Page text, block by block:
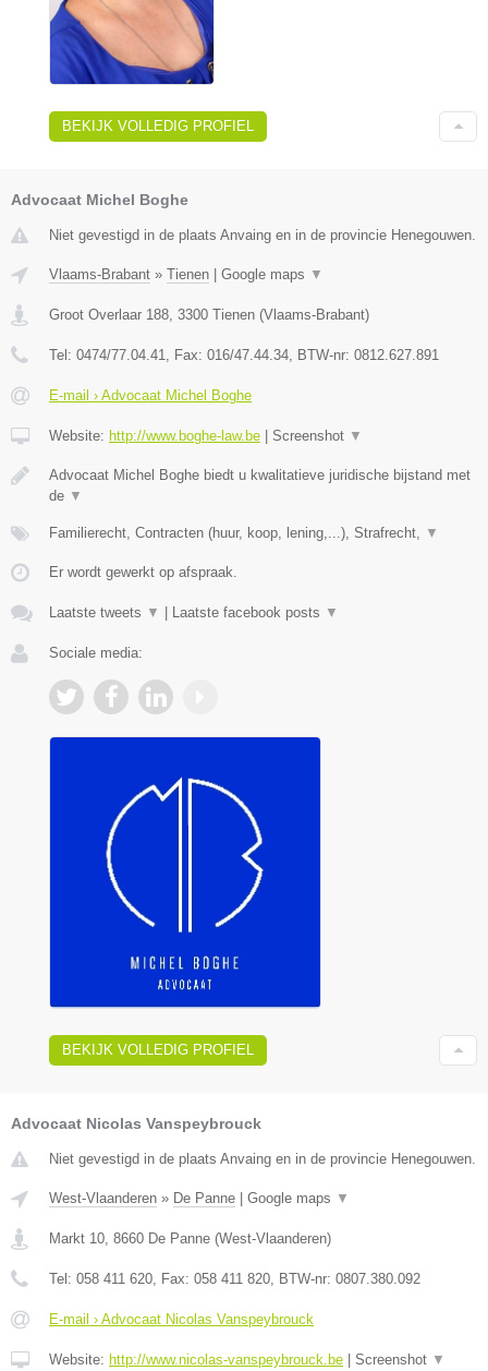
BEKIJK VOLLEDIG PROFIEL
Advocaat Michel Boghe
Niet gevestigd in de plaats Anvaing en in de provincie Henegouwen.
Vlaams-Brabant » Tienen Google maps ▼
Groot Overlaar 188 3300 Tienen (Vlaams-Brabant)
Tel: 0474/77.04.41 , Fax: 016/47.44.34 , BTW-nr: ​0812.627.891
E-mail › Advocaat Michel Boghe
Website: http://www.boghe-law.be Screenshot ▼
Advocaat Michel Boghe biedt u kwalitatieve juridische bijstand met
de ▼
Familierecht, Contracten (huur, koop, lening,...), Strafrecht, ▼
Er wordt gewerkt op afspraak.
Laatste tweets ▼ Laatste facebook posts ▼
Sociale media:
BEKIJK VOLLEDIG PROFIEL
Advocaat Nicolas Vanspeybrouck
Niet gevestigd in de plaats Anvaing en in de provincie Henegouwen.
West-Vlaanderen » De Panne Google maps ▼
Markt 10 8660 De Panne (West-Vlaanderen)
Tel: 058 411 620 , Fax: 058 411 820 , BTW-nr: 0807.380.092
E-mail › Advocaat Nicolas Vanspeybrouck
Website: http://www.nicolas-vanspeybrouck.be Screenshot ▼